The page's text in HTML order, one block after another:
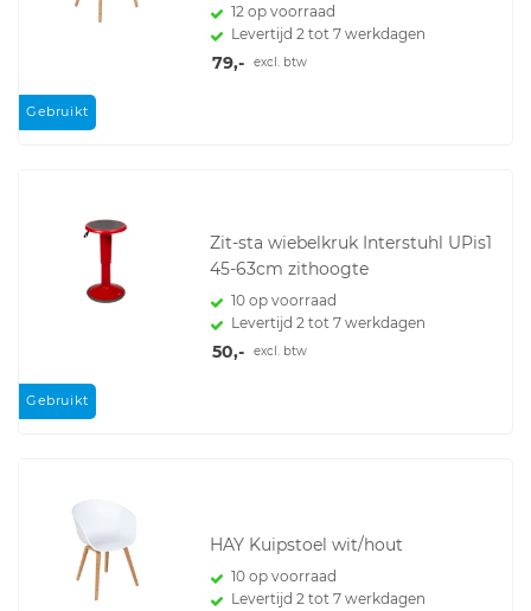
Gebruikt
12 op voorraad
Levertijd 2 tot 7 werkdagen
79,- excl. btw
Gebruikt
Zit-sta wiebelkruk Interstuhl UPis1
45-63cm zithoogte
10 op voorraad
Levertijd 2 tot 7 werkdagen
50,- excl. btw
HAY Kuipstoel wit/hout
10 op voorraad
Levertijd 2 tot 7 werkdagen